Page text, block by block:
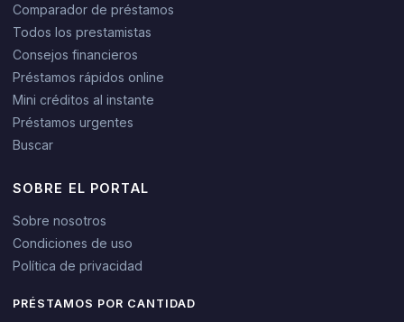
Comparador de préstamos
Todos los prestamistas
Consejos financieros
Préstamos rápidos online
Mini créditos al instante
Préstamos urgentes
Buscar
SOBRE EL PORTAL
Sobre nosotros
Condiciones de uso
Política de privacidad
PRÉSTAMOS POR CANTIDAD